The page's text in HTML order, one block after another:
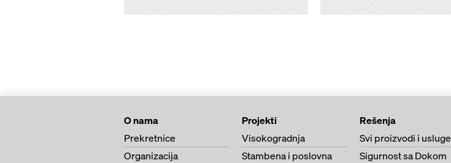
O nama
Prekretnice
Organizacija
Projekti
Visokogradnja
Stambena i poslovna
Rešenja
Svi proizvodi i usluge
Sigurnost sa Dokom